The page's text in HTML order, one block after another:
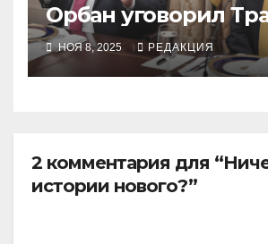
Орбан уговорил
НОЯ 8, 2025 РЕДАКЦИЯ
2 комментария для
истории нового?”